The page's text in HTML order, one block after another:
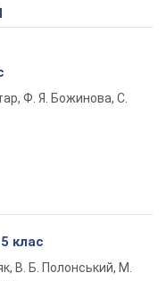
Video
Ф. Я. Божинова, С.
клас
В. Б. Полонський, М.